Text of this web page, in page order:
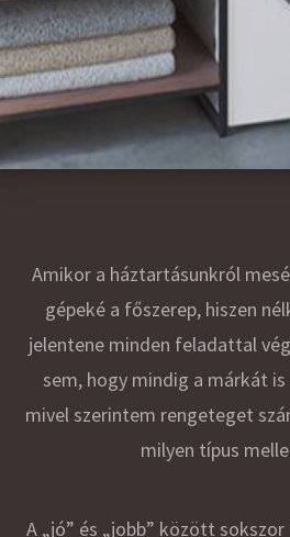
Amikor a háztartásunkról
gépeké a főszerep, hiszen
jelentene minden feladattal
sem, hogy mindig a márkát
mivel szerintem rengeteget
milyen típus
A „jó” és „jobb” között